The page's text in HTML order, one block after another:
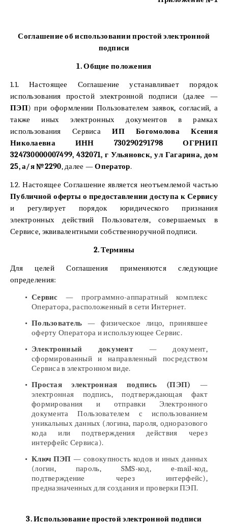
Соглашение об использовании простой электронной
подписи
1. Общие положения
1.1. Настоящее Соглашение устанавливает порядок
использования простой электронной подписи (далее —
ПЭП) при оформлении Пользователем заявок, согласий, а
также иных электронных документов в рамках
использования СервисаИП Богомолова Ксения
Николаевна ИНН 730290291798 ОГРНИП
324730000007499, 432071, г Ульяновск, ул Гагарина, дом
25, а/я №2290, далее —Оператор.
1.2. Настоящее Соглашение является неотъемлемой частью
Публичной оферты о предоставлении доступа к Сервису
и регулирует порядок юридического признания
электронных действий Пользователя, совершаемых в
Сервисе, эквивалентными собственноручной подписи.
2. Термины
Для целей Соглашения применяются следующие
определения:
Сервис — программно-аппаратный комплекс
Оператора, расположенный в сети Интернет.
Пользователь — физическое лицо, принявшее
оферту Оператора и использующее Сервис.
Электронный документ— документ,
сформированный и направленный посредством
Сервиса в электронном виде.
Простая электронная подпись (ПЭП) —
электронная подпись, подтверждающая факт
формирования и отправки Электронного
документа Пользователем с использованием
уникальных данных (логина, пароля, одноразового
кода или подтверждения действия через
интерфейс Сервиса).
Ключ ПЭП — совокупность кодов и иных данных
(логин, пароль, SMS-код, e-mail-код,
подтверждение через интерфейс),
предназначенных для создания и проверки ПЭП.
3. Использование простой электронной подписи